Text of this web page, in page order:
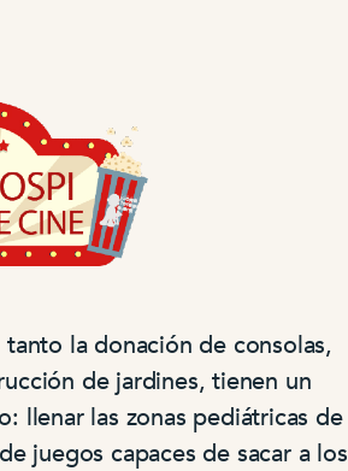
tanto la donación de consolas,
de jardines, tienen un
llenar las zonas pediátricas de
juegos capaces de sacar a los